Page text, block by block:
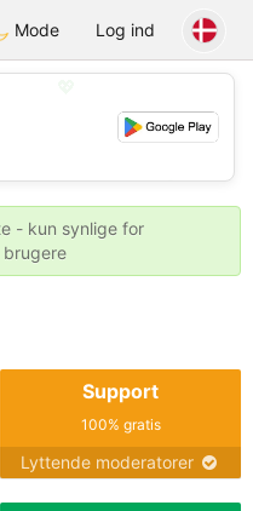
Mode Log ind
💕
- kun synlige for
Support
100% gratis
Lyttende moderatorer